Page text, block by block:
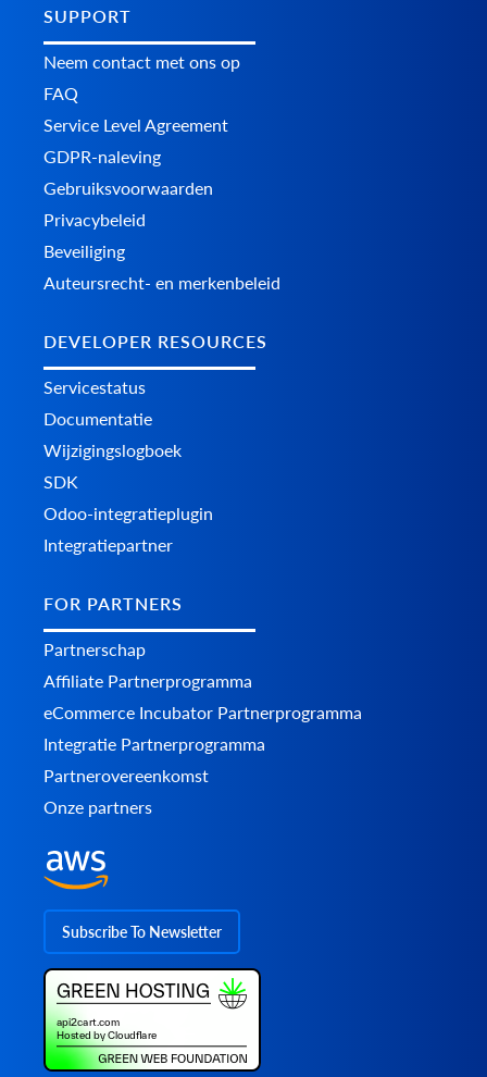
SUPPORT
Neem contact met ons op
FAQ
Service Level Agreement
GDPR-naleving
Gebruiksvoorwaarden
Privacybeleid
Beveiliging
Auteursrecht- en merkenbeleid
DEVELOPER RESOURCES
Servicestatus
Documentatie
Wijzigingslogboek
SDK
Odoo-integratieplugin
Integratiepartner
FOR PARTNERS
Partnerschap
Affiliate Partnerprogramma
eCommerce Incubator Partnerprogramma
Integratie Partnerprogramma
Partnerovereenkomst
Onze partners
Subscribe To Newsletter